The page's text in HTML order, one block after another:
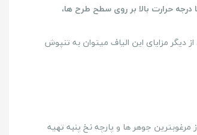
درجه حرارت بالا بر روی سطح طرح ها،
دیگر مزایای این الیاف میتوان به تنپوش
جوهر ها و پارچه نخ پنبه تهیه